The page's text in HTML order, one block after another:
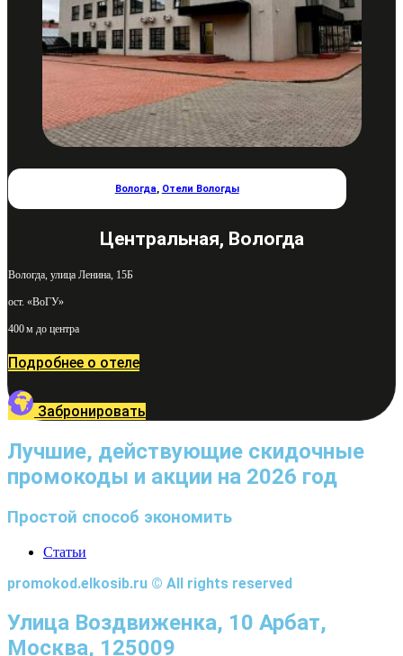
Вологда, Отели Вологды
Центральная, Вологда
Вологда, улица Ленина, 15Б
ост. «ВоГУ»
400 м до центра
Подробнее о отеле
Забронировать
Лучшие, действующие скидочные
промокоды и акции на 2026 год
Простой способ экономить
Статьи
promokod.elkosib.ru © All rights reserved
Улица Воздвиженка, 10 Арбат,
Москва, 125009